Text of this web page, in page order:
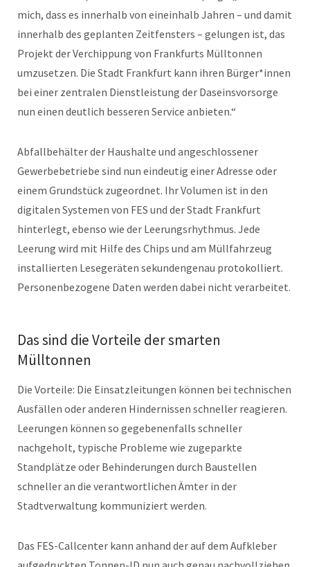
mich, dass es innerhalb von eineinhalb Jahren – und damit
innerhalb des geplanten Zeitfensters – gelungen ist, das
Projekt der Verchippung von Frankfurts Mülltonnen
umzusetzen. Die Stadt Frankfurt kann ihren Bürger*innen
bei einer zentralen Dienstleistung der Daseinsvorsorge
nun einen deutlich besseren Service anbieten.“
Abfallbehälter der Haushalte und angeschlossener
Gewerbebetriebe sind nun eindeutig einer Adresse oder
einem Grundstück zugeordnet. Ihr Volumen ist in den
digitalen Systemen von FES und der Stadt Frankfurt
hinterlegt, ebenso wie der Leerungsrhythmus. Jede
Leerung wird mit Hilfe des Chips und am Müllfahrzeug
installierten Lesegeräten sekundengenau protokolliert.
Personenbezogene Daten werden dabei nicht verarbeitet.
Das sind die Vorteile der smarten
Mülltonnen
Die Vorteile: Die Einsatzleitungen können bei technischen
Ausfällen oder anderen Hindernissen schneller reagieren.
Leerungen können so gegebenenfalls schneller
nachgeholt, typische Probleme wie zugeparkte
Standplätze oder Behinderungen durch Baustellen
schneller an die verantwortlichen Ämter in der
Stadtverwaltung kommuniziert werden.
Das FES-Callcenter kann anhand der auf dem Aufkleber